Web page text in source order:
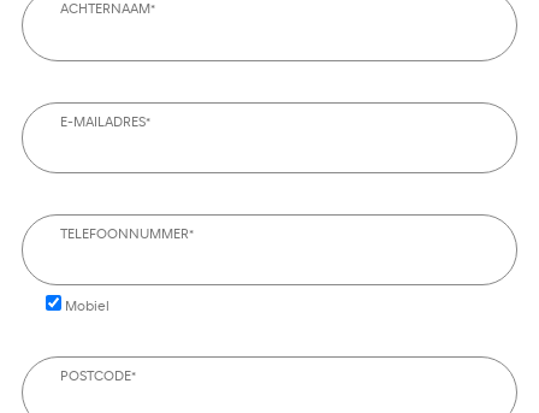
ACHTERNAAM*
E-MAILADRES*
TELEFOONNUMMER*
Mobiel
POSTCODE*